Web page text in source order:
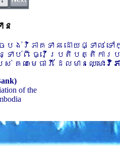
ន
ចបង់វិភាគទាន ដោយផ្ទាល់
ន្ទាប់ពី ធ្វើប្រតិបត្តិកា
គណៈមេធាវី ដែលមានឈ្មោះ វិភ
of the